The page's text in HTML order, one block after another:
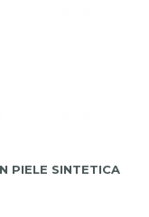
PIELE SINTETICA